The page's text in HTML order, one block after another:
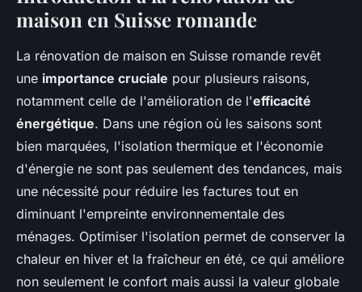
maison en Suisse romande
La rénovation de maison en Suisse romande revêt
une importance cruciale pour plusieurs raisons,
notamment celle de l'amélioration de l'efficacité
énergétique. Dans une région où les saisons sont
bien marquées, l'isolation thermique et l'économie
d'énergie ne sont pas seulement des tendances, mais
une nécessité pour réduire les factures tout en
diminuant l'empreinte environnementale des
ménages. Optimiser l'isolation permet de conserver la
chaleur en hiver et la fraîcheur en été, ce qui améliore
non seulement le confort mais aussi la valeur globale